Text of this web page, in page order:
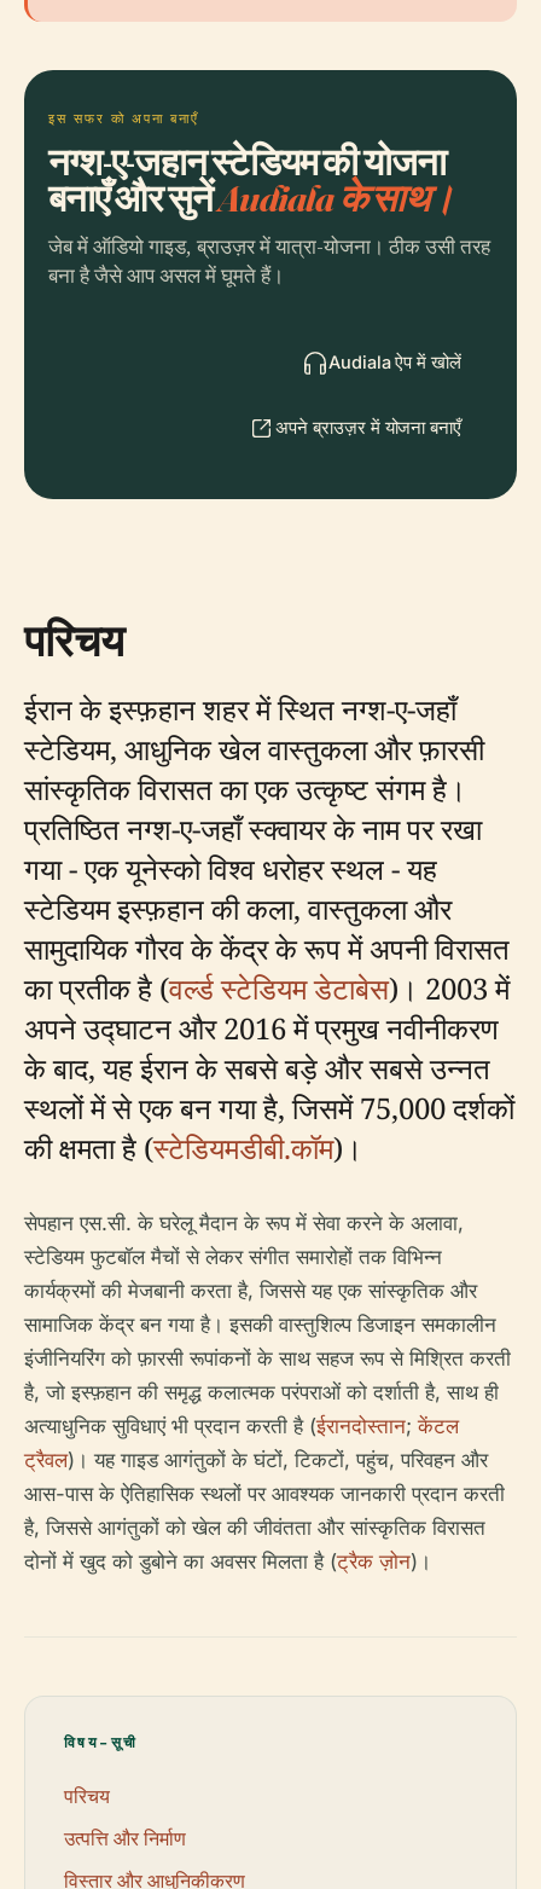
इस सफर को अपना बनाएँ
नग्श-ए-जहान स्टेडियम की योजना
बनाएँ और सुनेंAudiala के साथ।
जेब में ऑडियो गाइड, ब्राउज़र में यात्रा-योजना। ठीक उसी तरह
बना है जैसे आप असल में घूमते हैं।
Audiala ऐप में खोलें
अपने ब्राउज़र में योजना बनाएँ
परिचय
ईरान के इस्फ़हान शहर में स्थित नग्श-ए-जहाँ
स्टेडियम, आधुनिक खेल वास्तुकला और फ़ारसी
सांस्कृतिक विरासत का एक उत्कृष्ट संगम है।
प्रतिष्ठित नग्श-ए-जहाँ स्क्वायर के नाम पर रखा
गया - एक यूनेस्को विश्व धरोहर स्थल - यह
स्टेडियम इस्फ़हान की कला, वास्तुकला और
सामुदायिक गौरव के केंद्र के रूप में अपनी विरासत
का प्रतीक है (वर्ल्ड स्टेडियम डेटाबेस)। 2003 में
अपने उद्घाटन और 2016 में प्रमुख नवीनीकरण
के बाद, यह ईरान के सबसे बड़े और सबसे उन्नत
स्थलों में से एक बन गया है, जिसमें 75,000 दर्शकों
की क्षमता है (स्टेडियमडीबी.कॉम)।
सेपहान एस.सी. के घरेलू मैदान के रूप में सेवा करने के अलावा,
स्टेडियम फुटबॉल मैचों से लेकर संगीत समारोहों तक विभिन्न
कार्यक्रमों की मेजबानी करता है, जिससे यह एक सांस्कृतिक और
सामाजिक केंद्र बन गया है। इसकी वास्तुशिल्प डिजाइन समकालीन
इंजीनियरिंग को फ़ारसी रूपांकनों के साथ सहज रूप से मिश्रित करती
है, जो इस्फ़हान की समृद्ध कलात्मक परंपराओं को दर्शाती है, साथ ही
अत्याधुनिक सुविधाएं भी प्रदान करती है (ईरानदोस्तान;केंटल
ट्रैवल)। यह गाइड आगंतुकों के घंटों, टिकटों, पहुंच, परिवहन और
आस-पास के ऐतिहासिक स्थलों पर आवश्यक जानकारी प्रदान करती
है, जिससे आगंतुकों को खेल की जीवंतता और सांस्कृतिक विरासत
दोनों में खुद को डुबोने का अवसर मिलता है (ट्रैक ज़ोन)।
विषय-सूची
परिचय
उत्पत्ति और निर्माण
विस्तार और आधुनिकीकरण